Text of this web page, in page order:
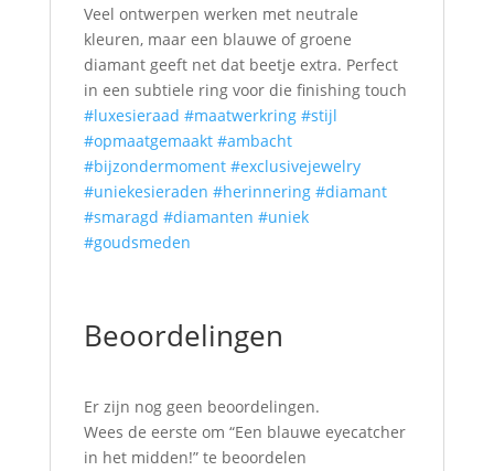
Veel ontwerpen werken met neutrale
kleuren, maar een blauwe of groene
diamant geeft net dat beetje extra. Perfect
in een subtiele ring voor die finishing touch
#luxesieraad #maatwerkring #stijl
#opmaatgemaakt #ambacht
#bijzondermoment #exclusivejewelry
#uniekesieraden #herinnering #diamant
#smaragd #diamanten #uniek
#goudsmeden
Beoordelingen
Er zijn nog geen beoordelingen.
Wees de eerste om “Een blauwe eyecatcher
in het midden!” te beoordelen